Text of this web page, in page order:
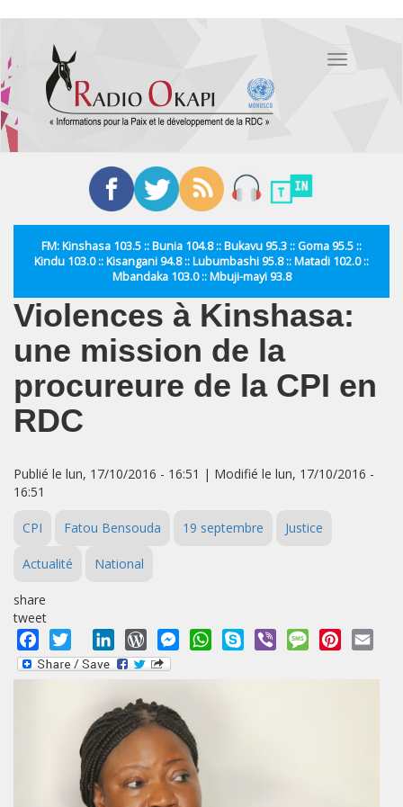
contenu
principal
Toggle
FM: Kinshasa 103.5 :: Bunia 104.8 :: Bukavu 95.3 :: Goma 95.5 ::
Kindu 103.0 :: Kisangani 94.8 :: Lubumbashi 95.8 :: Matadi 102.0 ::
Mbandaka 103.0 :: Mbuji-mayi 93.8
Violences à Kinshasa:
une mission de la
procureure de la CPI en
RDC
Publié le lun, 17/10/2016 - 16:51 | Modifié le lun, 17/10/2016 -
16:51
CPI Fatou Bensouda 19 septembre Justice
Actualité National
share
tweet
Facebook
Twitter LinkedInWordPressMessengerWhatsApp
Skype Viber MessagePinterest